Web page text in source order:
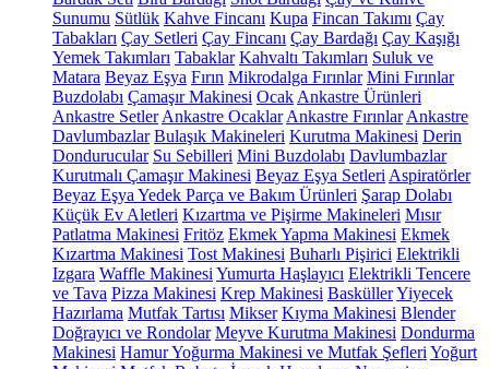
Sunumu Sütlük Kahve Fincanı Kupa Fincan Takımı Çay
Tabakları Çay Setleri Çay Fincanı Çay Bardağı Çay Kaşığı
Yemek Takımları Tabaklar Kahvaltı Takımları Suluk ve
Matara Beyaz Eşya Fırın Mikrodalga Fırınlar Mini Fırınlar
Buzdolabı Çamaşır Makinesi Ocak Ankastre Ürünleri
Ankastre Setler Ankastre Ocaklar Ankastre Fırınlar Ankastre
Davlumbazlar Bulaşık Makineleri Kurutma Makinesi Derin
Dondurucular Su Sebilleri Mini Buzdolabı Davlumbazlar
Kurutmalı Çamaşır Makinesi Beyaz Eşya Setleri Aspiratörler
Beyaz Eşya Yedek Parça ve Bakım Ürünleri Şarap Dolabı
Küçük Ev Aletleri Kızartma ve Pişirme Makineleri Mısır
Patlatma Makinesi Fritöz Ekmek Yapma Makinesi Ekmek
Kızartma Makinesi Tost Makinesi Buharlı Pişirici Elektrikli
Izgara Waffle Makinesi Yumurta Haşlayıcı Elektrikli Tencere
ve Tava Pizza Makinesi Krep Makinesi BasküllerYiyecek
Hazırlama Mutfak Tartısı Mikser Kıyma Makinesi Blender
Doğrayıcı ve Rondolar Meyve Kurutma Makinesi Dondurma
Makinesi Hamur Yoğurma Makinesi ve Mutfak Şefleri Yoğurt